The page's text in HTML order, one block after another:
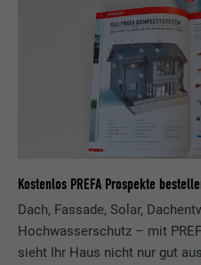
Kostenlos PREFA Prospekte
Dach, Fassade, Solar,
Hochwasserschutz – mit
sieht Ihr Haus nicht nur gut
_gaexp
Google
90 Tage
Zweck
Wird
der Browser
Sitzung
Speichert die
Sprach
Anbieter LinkedIn
Laufzeit Sitzung